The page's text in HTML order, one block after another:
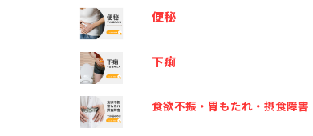
便秘
下痢
食欲不振・胃もたれ・摂食障害